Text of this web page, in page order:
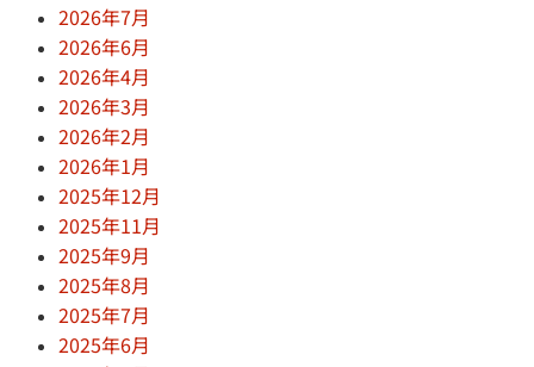
2026年7月
2026年6月
2026年4月
2026年3月
2026年2月
2026年1月
2025年12月
2025年11月
2025年9月
2025年8月
2025年7月
2025年6月